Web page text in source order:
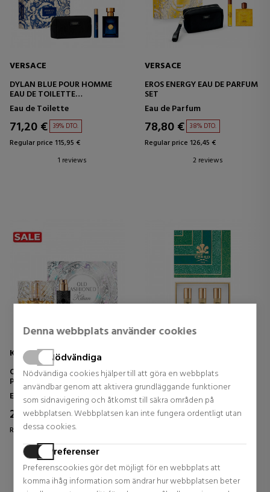
Denna webbplats använder cookies
Nödvändiga
Nödvändiga cookies hjälper till att göra en webbplats
användbar genom att aktivera grundläggande funktioner
som sidnavigering och åtkomst till säkra områden på
webbplatsen. Webbplatsen kan inte fungera ordentligt utan
dessa cookies.
Preferenser
Preferenscookies gör det möjligt för en webbplats att
komma ihåg information som ändrar hur webbplatsen beter
VERSACE
DYLAN BLUE POUR HOMME
EAU DE TOILETTE
SET
Eau de Toilette
71,20 € 39% DTO.
Regular price 115,95 €
1 reviews
VERSACE
EROS ENERGY EAU DE PARFUM
SET
Eau de Parfum
78,80 € 38% DTO.
Regular price 126,45 €
2 reviews
KILIAN PARIS
OLD FASHIONED EAU DE
PARFUM
SET
Eau De Parfum
269,00 €
Regular price 300,00 €
0 reviews
FOR HIM SET
Herrparfymer
148,50 €
0 reviews